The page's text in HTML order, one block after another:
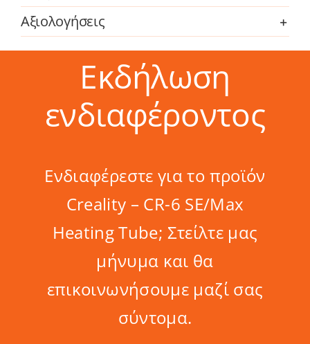
Αξιολογήσεις
Εκδήλωση
ενδιαφέροντος
Ενδιαφέρεστε για το προϊόν
Creality – CR-6 SE/Max
Heating Tube; Στείλτε μας
μήνυμα και θα
επικοινωνήσουμε μαζί σας
σύντομα.